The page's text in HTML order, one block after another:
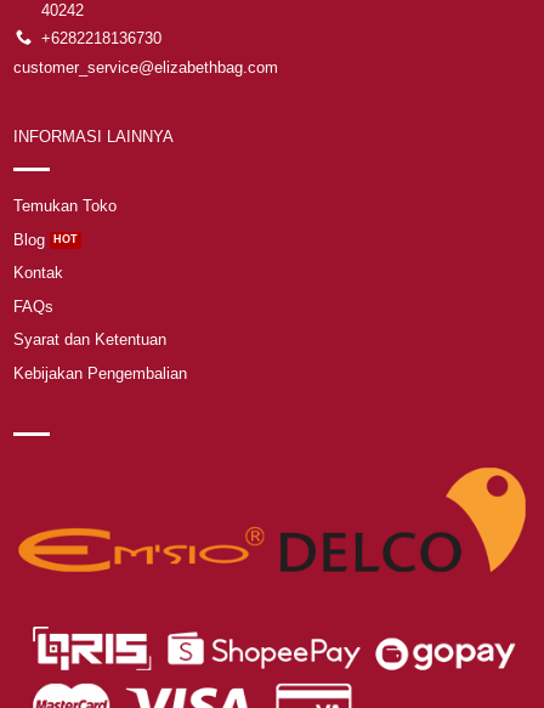
40242
+6282218136730
customer_service@elizabethbag.com
INFORMASI LAINNYA
Temukan Toko
Blog
Kontak
FAQs
Syarat dan Ketentuan
Kebijakan Pengembalian